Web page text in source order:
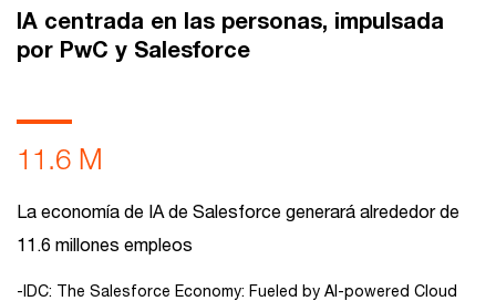
IA centrada en las personas, impulsada
por PwC y Salesforce
11.6 M
La economía de IA de Salesforce generará alrededor de
11.6 millones empleos
-IDC: The Salesforce Economy: Fueled by AI-powered Cloud